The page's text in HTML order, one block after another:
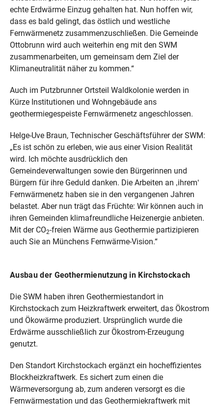
echte Erdwärme Einzug gehalten hat. Nun hoffen wir,
dass es bald gelingt, das östlich und westliche
Fernwärmenetz zusammenzuschließen. Die Gemeinde
Ottobrunn wird auch weiterhin eng mit den SWM
zusammenarbeiten, um gemeinsam dem Ziel der
Klimaneutralität näher zu kommen.“
Auch im Putzbrunner Ortsteil Waldkolonie werden in
Kürze Institutionen und Wohngebäude ans
geothermiegespeiste Fernwärmenetz angeschlossen.
Helge-Uve Braun, Technischer Geschäftsführer der SWM:
„Es ist schön zu erleben, wie aus einer Vision Realität
wird. Ich möchte ausdrücklich den
Gemeindeverwaltungen sowie den Bürgerinnen und
Bürgern für ihre Geduld danken. Die Arbeiten an ‚ihrem‘
Fernwärmenetz haben sie in den vergangenen Jahren
belastet. Aber nun trägt das Früchte: Wir können auch in
ihren Gemeinden klimafreundliche Heizenergie anbieten.
Mit der CO2-freien Wärme aus Geo­thermie partizipieren
auch Sie an Münchens Fernwärme-Vision.“
Ausbau der Geothermienutzung in Kirchstockach
Die SWM haben ihren Geothermiestandort in
Kirchstockach zum Heizkraftwerk erweitert, das Ökostrom
und Ökowärme produziert. Ursprünglich wurde die
Erdwärme ausschließlich zur Ökostrom-Erzeugung
genutzt.
Den Standort Kirchstockach ergänzt ein hocheffizientes
Blockheizkraftwerk. Es sichert zum einen die
Wärmeversorgung ab, zum anderen versorgt es die
Fernwärmestation und das Geothermiekraftwerk mit